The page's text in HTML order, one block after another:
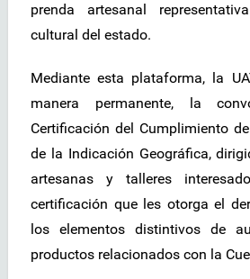
prenda artesanal
cultural del estado.
Mediante esta plataforma, la
manera permanente, la
Certificación del Cumplimiento
de la Indicación Geográfica,
artesanas y talleres
certificación que les otorga el
los elementos distintivos de
productos relacionados con la